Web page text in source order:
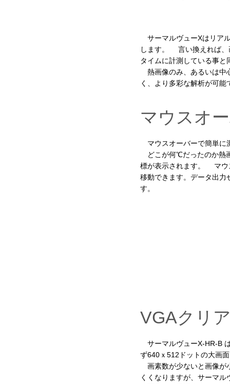
サーマルヴューXはリア
します。 言い換えれば、
タイムに計測している事と
熱画像のみ、あるいは中
く、より多彩な解析が可能
マウスオ
マウスオーバーで簡単に
どこが何℃だったのか熱
標が表示されます。 マウ
移動できます。データ出力
す。
VGAクリ
サーマルヴューX-HR-B
ず640ｘ512ドットの大画
画素数が少ないと画像が
くくなりますが、サーマ